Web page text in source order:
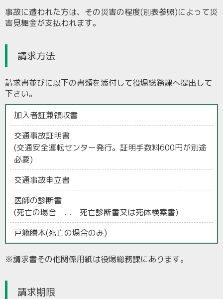
事故に遭われた方は、その災害の程度(別表参照)によって災
害見舞金が支払われます。
請求方法
請求書並びに以下の書類を添付して役場総務課へ提出して
下さい。
加入者証兼領収書
交通事故証明書
(交通安全運転センター発行。証明手数料600円が別途
必要)
交通事故申立書
医師の診断書
(死亡の場合 ... 死亡診断書又は死体検案書)
戸籍謄本(死亡の場合のみ)
※請求書その他関係用紙は役場総務課にあります。
請求期限